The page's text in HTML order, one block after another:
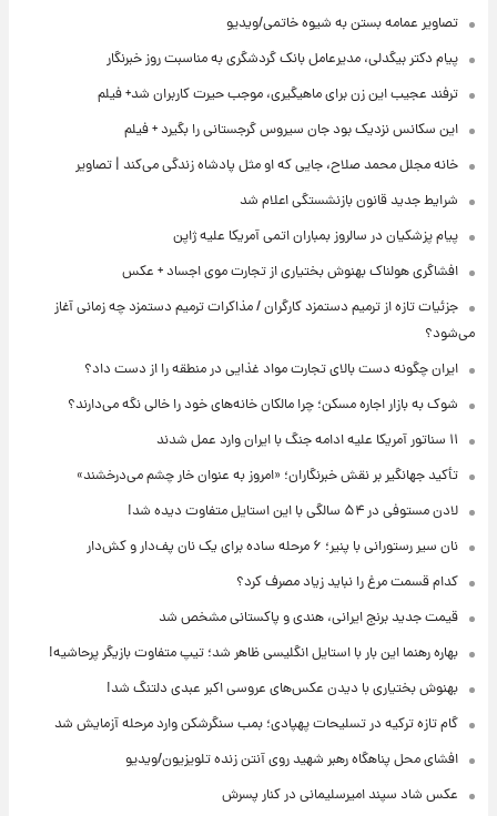
تصاویر عمامه بستن به شیوه خاتمی/ویدیو
پیام دکتر بیگدلی، مدیرعامل بانک گردشگری به مناسبت روز خبرنگار
ترفند عجیب این زن برای ماهیگیری، موجب حیرت کاربران شد+ فیلم
این سکانس نزدیک بود جان سیروس گرجستانی را بگیرد + فیلم
خانه مجلل محمد صلاح، جایی که او مثل پادشاه زندگی می‌کند | تصاویر
شرایط جدید قانون بازنشستگی اعلام شد
پیام پزشکیان در سالروز بمباران اتمی آمریکا علیه ژاپن
افشاگری هولناک بهنوش بختیاری از تجارت موی اجساد + عکس
جزئیات تازه از ترمیم دستمزد کارگران / مذاکرات ترمیم دستمزد چه زمانی آغاز
می‌شود؟
ایران چگونه دست بالای تجارت مواد غذایی در منطقه را از دست داد؟
شوک به بازار اجاره مسکن؛ چرا مالکان خانه‌های خود را خالی نگه می‌دارند؟
۱۱ سناتور آمریکا علیه ادامه جنگ با ایران وارد عمل شدند
تأکید جهانگیر بر نقش خبرنگاران؛ «امروز به عنوان خار چشم می‌درخشند»
لادن مستوفی در ۵۴ سالگی با این استایل متفاوت دیده شد!
نان سیر رستورانی با پنیر؛ ۶ مرحله ساده برای یک نان پف‌دار و کش‌دار
کدام قسمت مرغ را نباید زیاد مصرف کرد؟
قیمت جدید برنج ایرانی، هندی و پاکستانی مشخص شد
بهاره رهنما این بار با استایل انگلیسی ظاهر شد؛ تیپ متفاوت بازیگر پرحاشیه!
بهنوش بختیاری با دیدن عکس‌های عروسی اکبر عبدی دلتنگ شد!
گام تازه ترکیه در تسلیحات پهپادی؛ بمب سنگرشکن وارد مرحله آزمایش شد
افشای محل پناهگاه‌ رهبر شهید روی آنتن زنده تلویزیون/ویدیو
عکس شاد سپند امیرسلیمانی در کنار پسرش